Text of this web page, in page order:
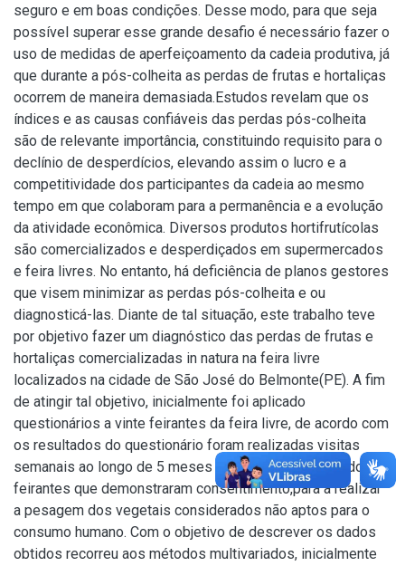
seguro e em boas condições. Desse modo, para que seja
possível superar esse grande desafio é necessário fazer o
uso de medidas de aperfeiçoamento da cadeia produtiva, já
que durante a pós-colheita as perdas de frutas e hortaliças
ocorrem de maneira demasiada.Estudos revelam que os
índices e as causas confiáveis das perdas pós-colheita
são de relevante importância, constituindo requisito para o
declínio de desperdícios, elevando assim o lucro e a
competitividade dos participantes da cadeia ao mesmo
tempo em que colaboram para a permanência e a evolução
da atividade econômica. Diversos produtos hortifrutícolas
são comercializados e desperdiçados em supermercados
e feira livres. No entanto, há deficiência de planos gestores
que visem minimizar as perdas pós-colheita e ou
diagnosticá-las. Diante de tal situação, este trabalho teve
por objetivo fazer um diagnóstico das perdas de frutas e
hortaliças comercializadas in natura na feira livre
localizados na cidade de São José do Belmonte(PE). A fim
de atingir tal objetivo, inicialmente foi aplicado
questionários a vinte feirantes da feira livre, de acordo com
os resultados do questionário foram realizadas visitas
semanais ao longo de 5 meses em todas as bancas dos
feirantes que demonstraram consentimento,para a realizar
a pesagem dos vegetais considerados não aptos para o
consumo humano. Com o objetivo de descrever os dados
obtidos recorreu aos métodos multivariados, inicialmente